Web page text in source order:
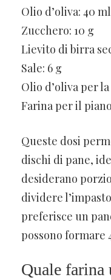
Olio d’oliva: 40 ml
Zucchero: 10 g
Lievito di birra
Sale: 6 g
Olio d’oliva per
Farina per il
Queste dosi
dischi di pane,
desiderano
dividere
preferisce un
possono formare
Quale farina